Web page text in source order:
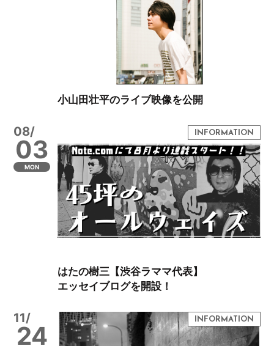
小山田壮平のライブ映像を公開
08/
03
MON
はたの樹三【渋谷ラママ代表】
エッセイブログを開設！
11/
24